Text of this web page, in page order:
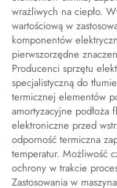
wrażliwych na ciepło.
wartościową w
komponentów
pierwszorzędne
Producenci sprzętu
specjalistyczną do
termicznej elementów
amortyzacyjne
elektroniczne przed
odporność termiczna
temperatur. Możliwość
ochrony w trakcie
Zastosowania w